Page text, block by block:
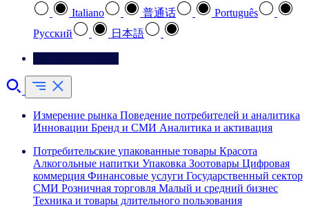
Italiano
普通话
Português
Pусский
日本語
Измерение рынка Поведение потребителей и аналитика
Инновации Бренд и СМИ Аналитика и активация
Потребительские упакованные товары Красота
Алкогольные напитки Упаковка Зоотовары Цифровая
коммерция Финансовые услуги Государственный сектор
СМИ Розничная торговля Малый и средний бизнес
Техника и товары длительного пользования